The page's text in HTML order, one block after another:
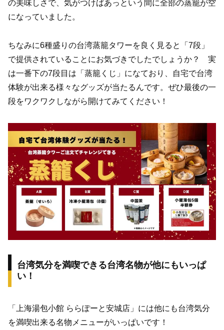
の美味しさで、気がつけばあっという間に全部の蒸籠が空
になっていました。
ちなみに6種盛りの台湾蒸籠タワーを良く見ると「7段」
で提供されていることにお気づきでしたでしょうか？ 実
は一番下の7段目は「蒸籠くじ」になており、自宅で台湾
体験が出来る様々なグッズが当たるんです。ぜひ最後の一
段をワクワクしながら開けてみてください！
台湾気分を満喫できる台湾名物が他にもいっぱ
い！
「上海湯包小館 ららぽーと安城店」には他にも台湾気分
を満喫出来る名物メニューがいっぱいです！